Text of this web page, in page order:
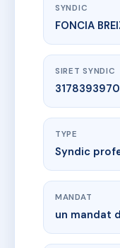
SYNDIC
FONCIA
SIRET SYNDIC
TYPE
Syndic
MANDAT
un mandat